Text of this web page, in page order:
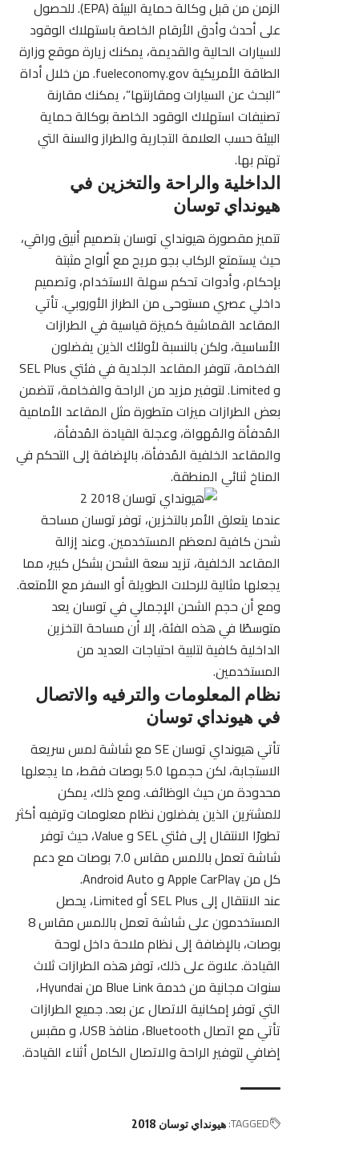
الزمن من قبلوكالة حماية البيئة (EPA)
. للحصول
على أحدث وأدق الأرقام الخاصة باستهلاك الوقود
للسيارات الحالية والقديمة، يمكنك زيارة موقع وزارة
الطاقة الأمريكية fueleconomy.gov. من خلال أداة
“البحث عن السيارات ومقارنتها”، يمكنك مقارنة
تصنيفات استهلاك الوقود الخاصة بوكالة حماية
البيئة حسب العلامة التجارية والطراز والسنة التي
تهتم بها.
الداخلية والراحة والتخزين في
هيونداي توسان
تتميز مقصورة هيونداي توسان بتصميم أنيق وراقي،
حيث يستمتع الركاب بجو مريح مع ألواح مثبتة
بإحكام، وأدوات تحكم سهلة الاستخدام، وتصميم
داخلي عصري مستوحى من الطراز الأوروبي. تأتي
المقاعد القماشية كميزة قياسية في الطرازات
الأساسية، ولكن بالنسبة لأولئك الذين يفضلون
الفخامة، تتوفر المقاعد الجلدية في فئتي SEL Plus
و Limited. لتوفير مزيد من الراحة والفخامة، تتضمن
بعض الطرازات ميزات متطورة مثل المقاعد الأمامية
المُدفأة والمُهواة، وعجلة القيادة المُدفأة،
والمقاعد الخلفية المُدفأة، بالإضافة إلى التحكم في
المناخ ثنائي المنطقة.
عندما يتعلق الأمر بالتخزين، توفر توسان مساحة
شحن كافية لمعظم المستخدمين. وعند إزالة
المقاعد الخلفية، تزيد سعة الشحن بشكل كبير، مما
يجعلها مثالية للرحلات الطويلة أو السفر مع الأمتعة.
ومع أن حجم الشحن الإجمالي في توسان يعد
متوسطًا في هذه الفئة، إلا أن مساحة التخزين
الداخلية كافية لتلبية احتياجات العديد من
المستخدمين.
نظام المعلومات والترفيه والاتصال
في هيونداي توسان
تأتي هيونداي توسان SE مع شاشة لمس سريعة
الاستجابة، لكن حجمها 5.0 بوصات فقط، ما يجعلها
محدودة من حيث الوظائف. ومع ذلك، يمكن
للمشترين الذين يفضلون نظام معلومات وترفيه أكثر
تطورًا الانتقال إلى فئتي SEL و Value، حيث توفر
شاشة تعمل باللمس مقاس 7.0 بوصات مع دعم
كل من Apple CarPlay و Android Auto.
عند الانتقال إلى SEL Plus أو Limited، يحصل
المستخدمون على شاشة تعمل باللمس مقاس 8
بوصات، بالإضافة إلى نظام ملاحة داخل لوحة
القيادة. علاوة على ذلك، توفر هذه الطرازات ثلاث
سنوات مجانية من خدمة Blue Link من Hyundai،
التي توفر إمكانية الاتصال عن بعد. جميع الطرازات
تأتي مع اتصال Bluetooth، منافذ USB، و مقبس
إضافي لتوفير الراحة والاتصال الكامل أثناء القيادة.
TAGGED: هيونداي توسان 2018